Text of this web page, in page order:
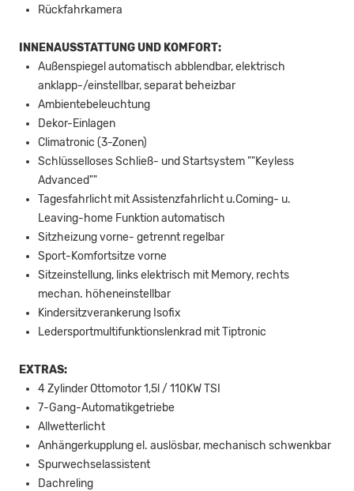
Rückfahrkamera
INNENAUSSTATTUNG UND KOMFORT:
Außenspiegel automatisch abblendbar, elektrisch
anklapp-/einstellbar, separat beheizbar
Ambientebeleuchtung
Dekor-Einlagen
Climatronic (3-Zonen)
Schlüsselloses Schließ- und Startsystem ""Keyless
Advanced""
Tagesfahrlicht mit Assistenzfahrlicht u.Coming- u.
Leaving-home Funktion automatisch
Sitzheizung vorne- getrennt regelbar
Sport-Komfortsitze vorne
Sitzeinstellung, links elektrisch mit Memory, rechts
mechan. höheneinstellbar
Kindersitzverankerung Isofix
Ledersportmultifunktionslenkrad mit Tiptronic
EXTRAS:
4 Zylinder Ottomotor 1,5l / 110KW TSI
7-Gang-Automatikgetriebe
Allwetterlicht
Anhängerkupplung el. auslösbar, mechanisch schwenkbar
Spurwechselassistent
Dachreling